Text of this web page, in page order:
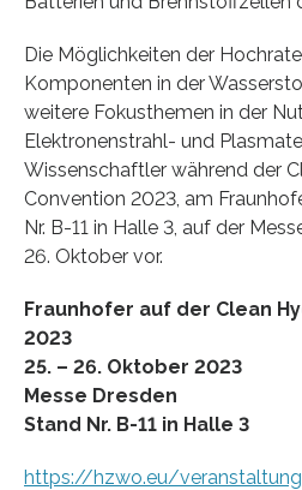
Die Möglichkeiten der
Komponenten in der
weitere Fokusthemen in der
Elektronenstrahl- und
Wissenschaftler während der
Convention 2023, am
Nr. B-11 in Halle 3, auf der
26. Oktober vor.
Fraunhofer auf der Clean
2023
25. – 26. Oktober 2023
Messe Dresden
Stand Nr. B-11 in Halle 3
https://hzwo.eu/